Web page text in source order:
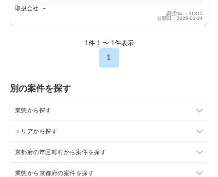
取扱会社: －
譲渡No.：11315
公開日：2025-01-24
1 件 1 〜 1 件表示
1
別の案件を探す
業態から探す
ラーメンの居抜き売却物件の案件一覧
フランス料理の居抜き売却物件の案件一覧
イタリア料理の居抜き売却物件の案件一覧
エリアから探す
東京23区の飲食店の居抜き売却物件の案件一覧
東京都下の飲食店の居抜き売却物件の案件一覧
京都府の市区町村から案件を探す
京都市中京区の飲食店の居抜き売却物件の案件一覧
業態から京都府の案件を探す